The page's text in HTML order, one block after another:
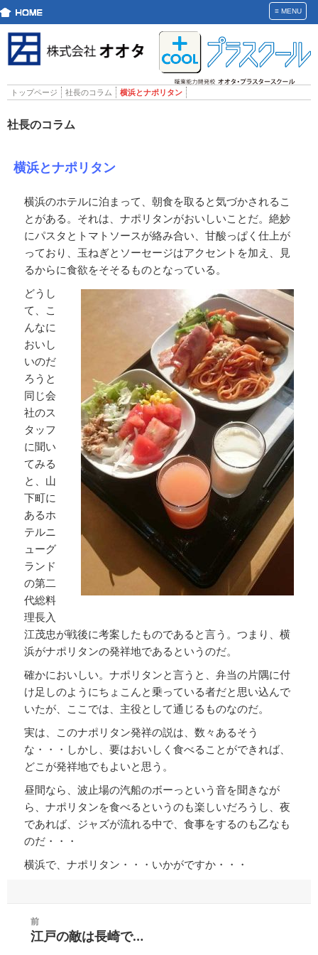
≡MENU
トップページ 社長のコラム 横浜とナポリタン
社長のコラム
横浜とナポリタン
横浜のホテルに泊まって、朝食を取ると気づかされるこ
とがある。それは、ナポリタンがおいしいことだ。絶妙
にパスタとトマトソースが絡み合い、甘酸っぱく仕上が
っており、玉ねぎとソーセージはアクセントを加え、見
るからに食欲をそそるものとなっている。
どうし
て、こ
んなに
おいし
いのだ
ろうと
同じ会
社のス
タッフ
に聞い
てみる
と、山
下町に
あるホ
テルニ
ューグ
ランド
の第二
代総料
理長入
江茂忠が戦後に考案したものであると言う。つまり、横
浜がナポリタンの発祥地であるというのだ。
確かにおいしい。ナポリタンと言うと、弁当の片隅に付
け足しのようにちょこんと乗っている者だと思い込んで
いたが、ここでは、主役として通じるものなのだ。
実は、このナポリタン発祥の説は、数々あるそう
な・・・しかし、要はおいしく食べることができれば、
どこが発祥地でもよいと思う。
昼間なら、波止場の汽船のボーっという音を聞きなが
ら、ナポリタンを食べるというのも楽しいだろうし、夜
であれば、ジャズが流れる中で、食事をするのも乙なも
のだ・・・
横浜で、ナポリタン・・・いかがですか・・・
前
前
江戸の敵は長崎で…